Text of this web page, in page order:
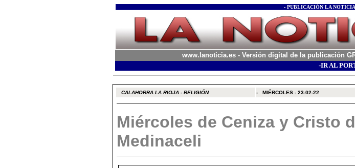
- PUBLICACIÓN LA NOTICIA
www.lanoticia.es - Versión digital de la publicación
-IR AL
CALAHORRA LA RIOJA - RELIGIÓN - MIÉRCOLES - 23-02-22
Miércoles de Ceniza y Cristo
Medinaceli